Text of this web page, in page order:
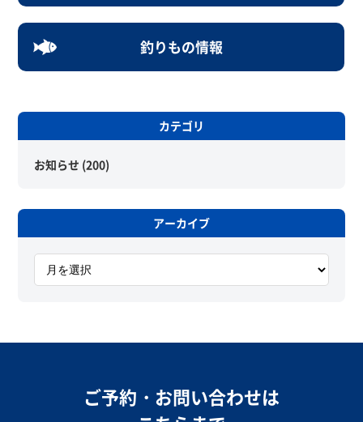
釣りもの情報
カテゴリ
お知らせ (200)
アーカイブ
ご予約・お問い合わせは